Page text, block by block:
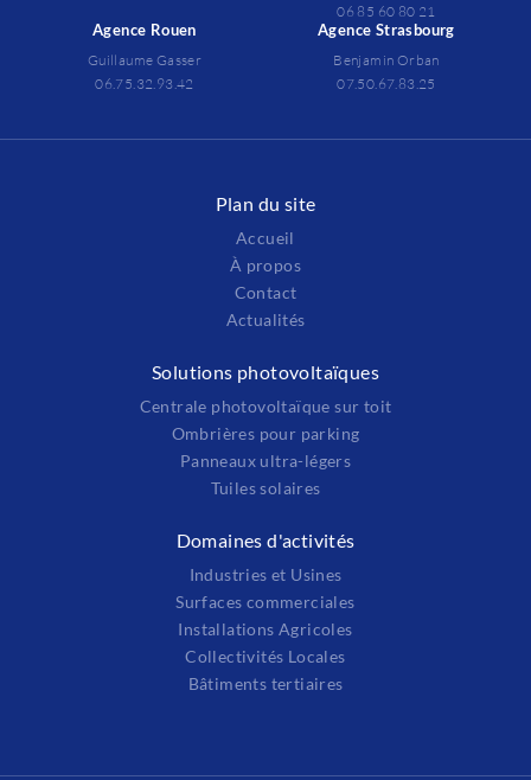
06 85 60 80 21
Agence Rouen
Guillaume Gasser
06.75.32.93.42
Agence Strasbourg
Benjamin Orban
07.50.67.83.25
Plan du site
Accueil
À propos
Contact
Actualités
Solutions photovoltaïques
Centrale photovoltaïque sur toit
Ombrières pour parking
Panneaux ultra-légers
Tuiles solaires
Domaines d'activités
Industries et Usines
Surfaces commerciales
Installations Agricoles
Collectivités Locales
Bâtiments tertiaires